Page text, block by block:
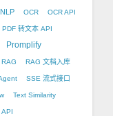
NLP OCR OCR API
PDF 转文本 API
Promplify
RAG RAG 文档入库
SSE 流式接口
Text Similarity
API